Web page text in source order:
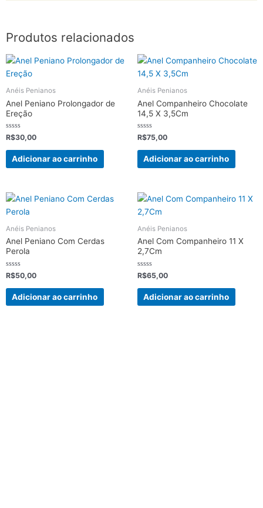
Produtos relacionados
Anéis Penianos
Anel Peniano Prolongador de
Ereção
Avaliação
0
de
R$30,00
Adicionar ao carrinho
Anéis Penianos
Anel Companheiro Chocolate
14,5 X 3,5Cm
Avaliação
0
de
R$75,00
Adicionar ao carrinho
Anéis Penianos
Anel Peniano Com Cerdas
Perola
Avaliação
0
de
R$50,00
Adicionar ao carrinho
Anéis Penianos
Anel Com Companheiro 11 X
2,7Cm
Avaliação
0
de
R$65,00
Adicionar ao carrinho